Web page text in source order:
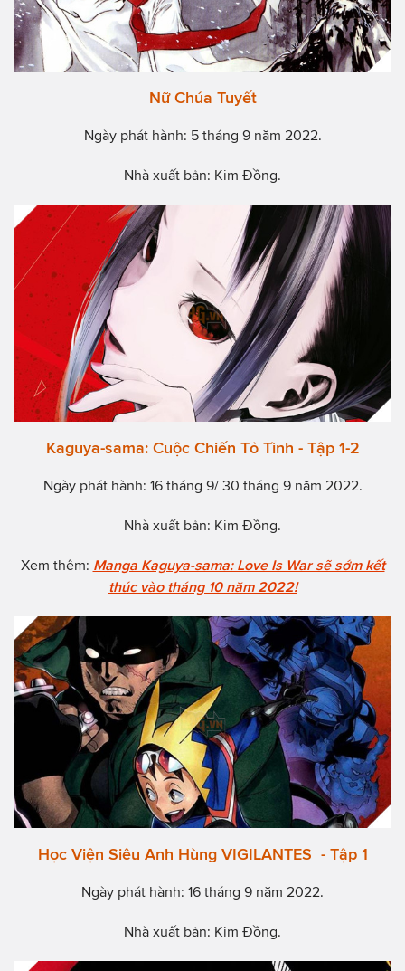
Nữ Chúa Tuyết
Ngày phát hành: 5 tháng 9 năm 2022.
Nhà xuất bản: Kim Đồng.
Kaguya-sama: Cuộc Chiến Tỏ Tình - Tập 1-2
Ngày phát hành: 16 tháng 9/ 30 tháng 9 năm 2022.
Nhà xuất bản: Kim Đồng.
Xem thêm: Manga Kaguya-sama: Love Is War sẽ sớm kết
thúc vào tháng 10 năm 2022!
Học Viện Siêu Anh Hùng VIGILANTES - Tập 1
Ngày phát hành: 16 tháng 9 năm 2022.
Nhà xuất bản: Kim Đồng.